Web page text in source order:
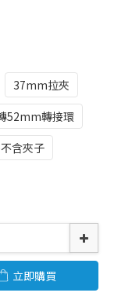
37mm拉夾
52mm轉接環
含夾子
立即購買